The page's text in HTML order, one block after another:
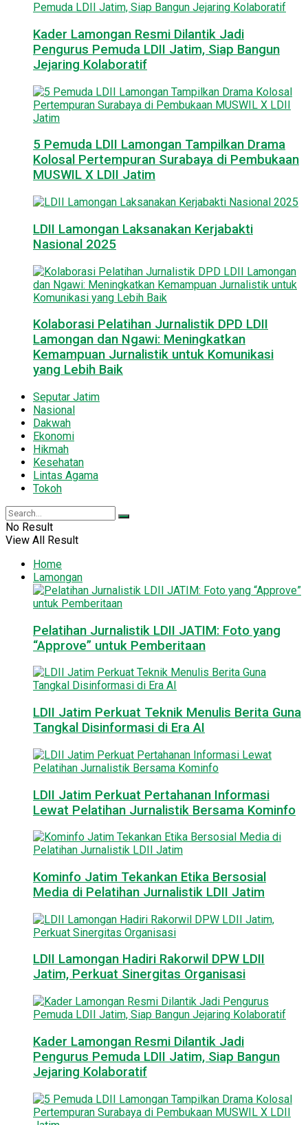
Kader Lamongan Resmi Dilantik Jadi
Pengurus Pemuda LDII Jatim, Siap Bangun
Jejaring Kolaboratif
5 Pemuda LDII Lamongan Tampilkan Drama
Kolosal Pertempuran Surabaya di Pembukaan
MUSWIL X LDII Jatim
LDII Lamongan Laksanakan Kerjabakti
Nasional 2025
Kolaborasi Pelatihan Jurnalistik DPD LDII
Lamongan dan Ngawi: Meningkatkan
Kemampuan Jurnalistik untuk Komunikasi
yang Lebih Baik
Seputar Jatim
Nasional
Dakwah
Ekonomi
Hikmah
Kesehatan
Lintas Agama
Tokoh
No Result
View All Result
Home
Lamongan
Pelatihan Jurnalistik LDII JATIM: Foto yang
“Approve” untuk Pemberitaan
LDII Jatim Perkuat Teknik Menulis Berita Guna
Tangkal Disinformasi di Era AI
LDII Jatim Perkuat Pertahanan Informasi
Lewat Pelatihan Jurnalistik Bersama Kominfo
Kominfo Jatim Tekankan Etika Bersosial
Media di Pelatihan Jurnalistik LDII Jatim
LDII Lamongan Hadiri Rakorwil DPW LDII
Jatim, Perkuat Sinergitas Organisasi
Kader Lamongan Resmi Dilantik Jadi
Pengurus Pemuda LDII Jatim, Siap Bangun
Jejaring Kolaboratif